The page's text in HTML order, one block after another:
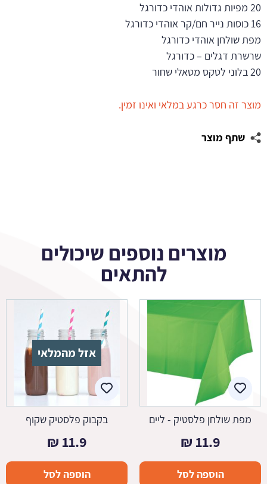
מוצר זה חסר כרגע במלאי ואינו זמין.
שתף מוצר
20 מפיות גדולות אוהדי כדורגל
16 כוסות נייר חם/קר אוהדי כדורגל
מפת שולחן אוהדי כדורגל
שרשרת דגלים – כדורגל
20 בלוני לטקס מטאלי שחור
מוצרים נוספים שיכולים
להתאים
מפת שולחן פלסטיק - ליים
11.9
₪
הוספה לסל
אזל מהמלאי
בקבוק פלסטיק שקוף
11.9
₪
הוספה לסל